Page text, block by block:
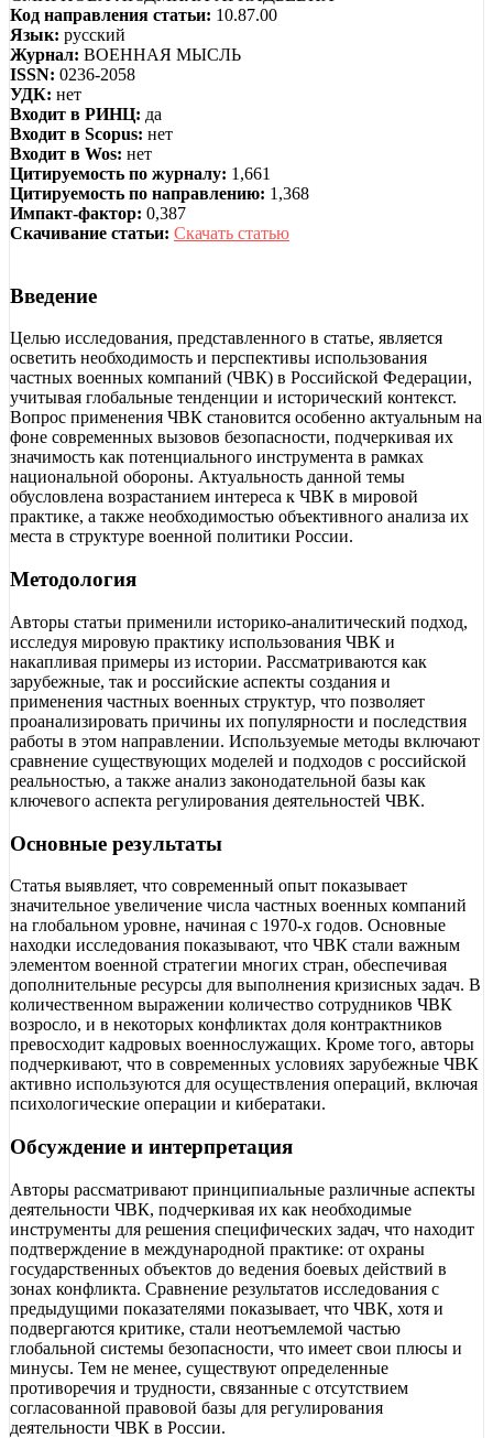
Код направления статьи: 10.87.00
Язык: русский
Журнал: ВОЕННАЯ МЫСЛЬ
ISSN: 0236-2058
УДК: нет
Входит в РИНЦ: да
Входит в Scopus: нет
Входит в Wos: нет
Цитируемость по журналу: 1,661
Цитируемость по направлению: 1,368
Импакт-фактор: 0,387
Скачивание статьи: Скачать статью
Введение
Целью исследования, представленного в статье, является
осветить необходимость и перспективы использования
частных военных компаний (ЧВК) в Российской Федерации,
учитывая глобальные тенденции и исторический контекст.
Вопрос применения ЧВК становится особенно актуальным на
фоне современных вызовов безопасности, подчеркивая их
значимость как потенциального инструмента в рамках
национальной обороны. Актуальность данной темы
обусловлена возрастанием интереса к ЧВК в мировой
практике, а также необходимостью объективного анализа их
места в структуре военной политики России.
Методология
Авторы статьи применили историко-аналитический подход,
исследуя мировую практику использования ЧВК и
накапливая примеры из истории. Рассматриваются как
зарубежные, так и российские аспекты создания и
применения частных военных структур, что позволяет
проанализировать причины их популярности и последствия
работы в этом направлении. Используемые методы включают
сравнение существующих моделей и подходов с российской
реальностью, а также анализ законодательной базы как
ключевого аспекта регулирования деятельностей ЧВК.
Основные результаты
Статья выявляет, что современный опыт показываeт
значительное увеличение числа частных военных компаний
на глобальном уровне, начиная с 1970-х годов. Основные
находки исследования показывают, что ЧВК стали важным
элементом военной стратегии многих стран, обеспечивая
дополнительные ресурсы для выполнения кризисных задач. В
количественном выражении количество сотрудников ЧВК
возросло, и в некоторых конфликтах доля контрактников
превосходит кадровых военнослужащих. Кроме того, авторы
подчеркивают, что в современных условиях зарубежные ЧВК
активно используются для осуществления операций, включая
психологические операции и кибератаки.
Обсуждение и интерпретация
Авторы рассматривают принципиальные различные аспекты
деятельности ЧВК, подчеркивая их как необходимые
инструменты для решения специфических задач, что находит
подтверждение в международной практике: от охраны
государственных объектов до ведения боевых действий в
зонах конфликта. Сравнение результатов исследования с
предыдущими показателями показывает, что ЧВК, хотя и
подвергаются критике, стали неотъемлемой частью
глобальной системы безопасности, что имеет свои плюсы и
минусы. Тем не менее, существуют определенные
противоречия и трудности, связанные с отсутствием
согласованной правовой базы для регулирования
деятельности ЧВК в России.